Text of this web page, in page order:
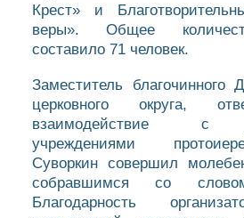
Крест» и
веры». Общее
составило 71 человек.
Заместитель благочинного
церковного округа,
взаимодействие с
учреждениями
Суворкин совершил
собравшимся со
Благодарность